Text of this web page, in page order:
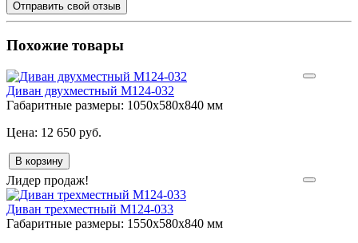
Отправить свой отзыв
Похожие товары
Диван двухместный М124-032
Габаритные размеры: 1050х580х840 мм
12 650 руб.
В корзину
Лидер продаж!
Диван трехместный М124-033
Габаритные размеры: 1550х580х840 мм